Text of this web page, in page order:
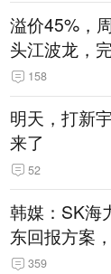
溢价45%，
头江波龙，
386.6元，定
158
明天，打新
来了
52
韩媒：SK海
东回报方案
相当于美股发
359